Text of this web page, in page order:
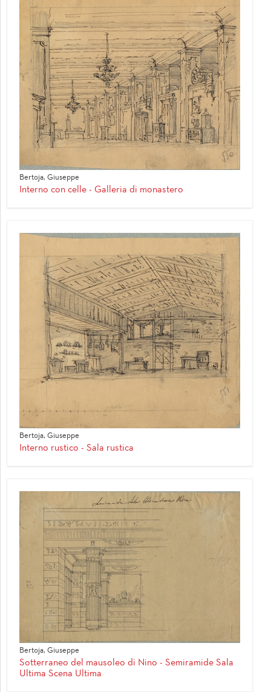
Bertoja, Giuseppe
Interno con celle - Galleria di monastero
Bertoja, Giuseppe
Interno rustico - Sala rustica
Bertoja, Giuseppe
Sotterraneo del mausoleo di Nino - Semiramide Sala
Ultima Scena Ultima